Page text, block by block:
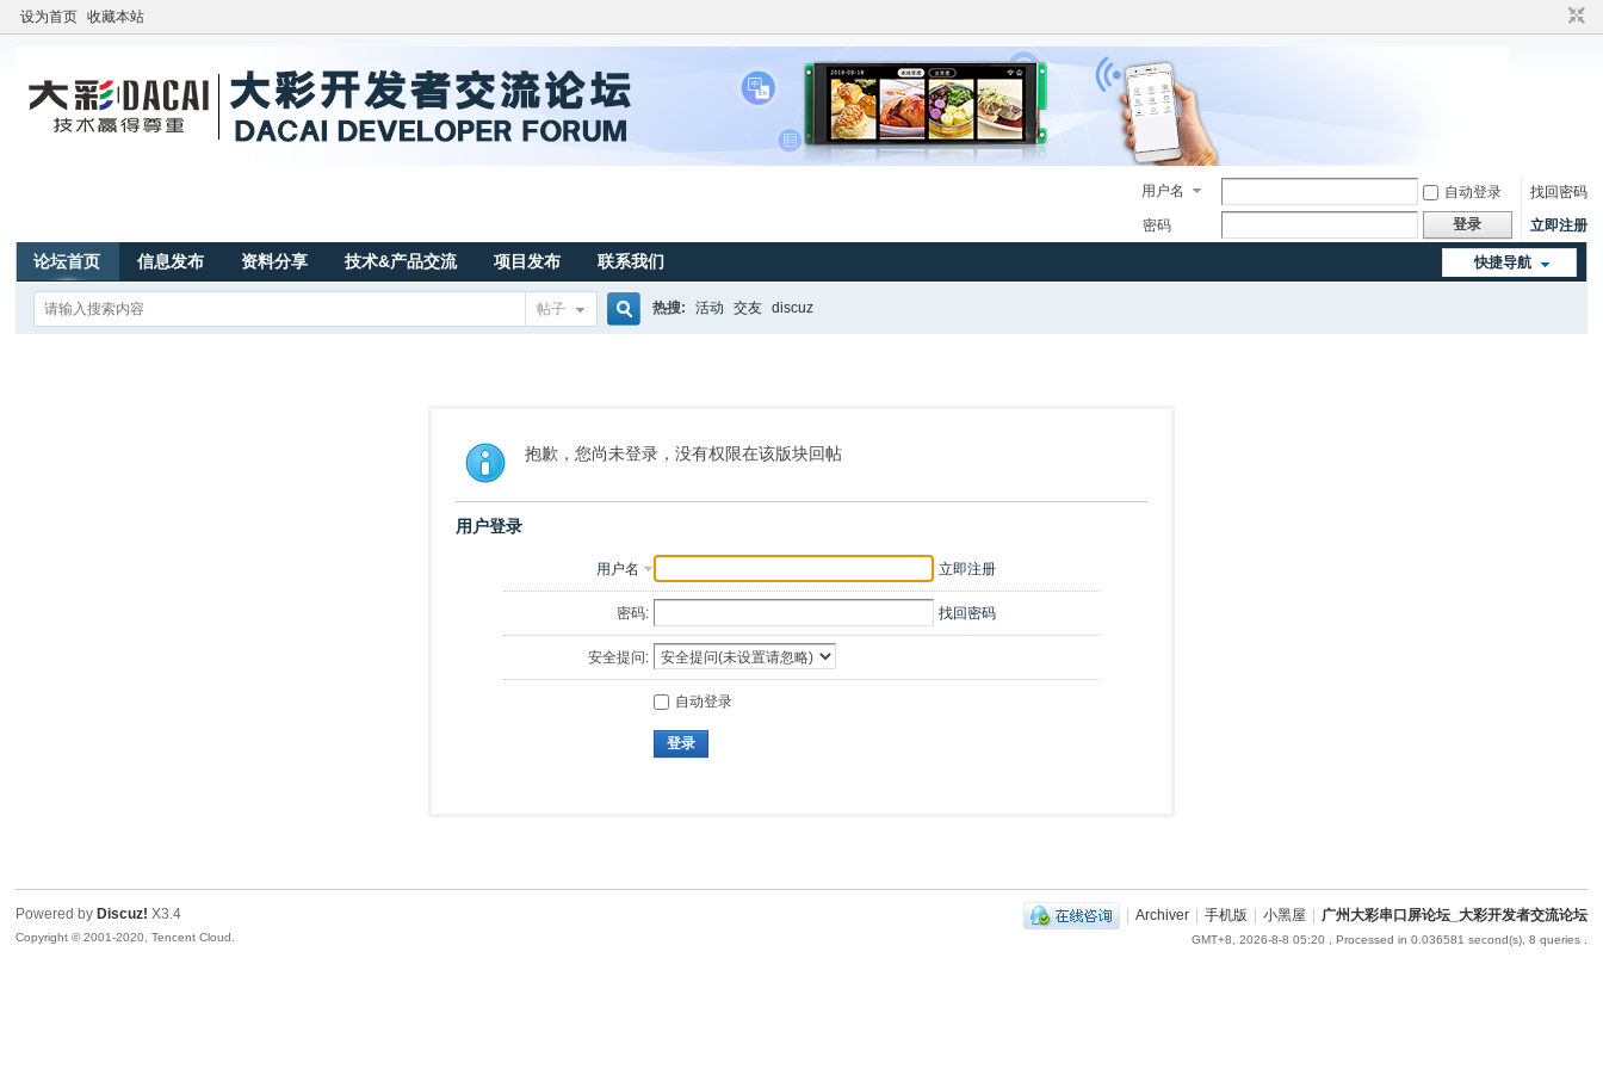
设为首页 收藏本站
用户名 自动登录
找回密码
密码
登录 立即注册
快捷导航
论坛首页 信息发布 资料分享 技术&产品交流 项目发布 联系我们
帖子
索
热搜: 活动 交友 discuz
抱歉，您尚未登录，没有权限在该版块回帖
用户登录
用户名 立即注册
密码: 找回密码
安全提问:
自动登录
登录
| Archiver | 手机版 | 小黑屋 | 广州大彩串口屏论坛_大彩开发者交流论坛
GMT+8, 2026-8-8 05:20 , Processed in 0.036581 second(s), 8 queries .
Powered by Discuz! X3.4
Copyright © 2001-2020, Tencent Cloud.